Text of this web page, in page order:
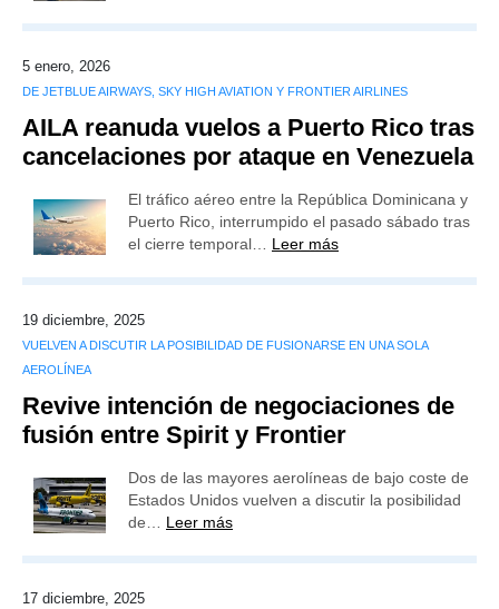
5 enero, 2026
DE JETBLUE AIRWAYS, SKY HIGH AVIATION Y FRONTIER AIRLINES
AILA reanuda vuelos a Puerto Rico tras
cancelaciones por ataque en Venezuela
El tráfico aéreo entre la República Dominicana y
Puerto Rico, interrumpido el pasado sábado tras
el cierre temporal… Leer más
19 diciembre, 2025
VUELVEN A DISCUTIR LA POSIBILIDAD DE FUSIONARSE EN UNA SOLA
AEROLÍNEA
Revive intención de negociaciones de
fusión entre Spirit y Frontier
Dos de las mayores aerolíneas de bajo coste de
Estados Unidos vuelven a discutir la posibilidad
de… Leer más
17 diciembre, 2025